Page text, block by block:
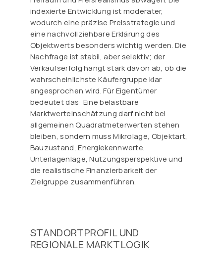
indexierte Entwicklung ist moderater,
wodurch eine präzise Preisstrategie und
eine nachvollziehbare Erklärung des
Objektwerts besonders wichtig werden. Die
Nachfrage ist stabil, aber selektiv; der
Verkaufserfolg hängt stark davon ab, ob die
wahrscheinlichste Käufergruppe klar
angesprochen wird. Für Eigentümer
bedeutet das: Eine belastbare
Marktwerteinschätzung darf nicht bei
allgemeinen Quadratmeterwerten stehen
bleiben, sondern muss Mikrolage, Objektart,
Bauzustand, Energiekennwerte,
Unterlagenlage, Nutzungsperspektive und
die realistische Finanzierbarkeit der
Zielgruppe zusammenführen.
STANDORTPROFIL UND
REGIONALE MARKTLOGIK